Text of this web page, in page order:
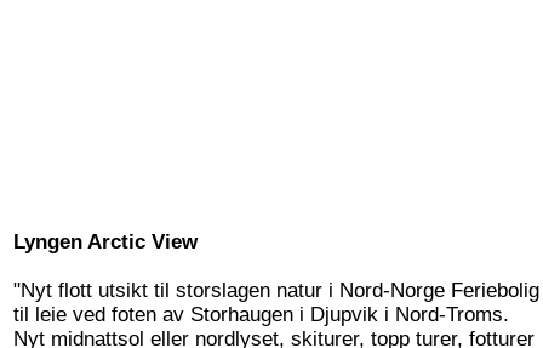
Lyngen Arctic View
"Nyt flott utsikt til storslagen natur i Nord-Norge Feriebolig
til leie ved foten av Storhaugen i Djupvik i Nord-Troms.
Nyt midnattsol eller nordlyset, skiturer, topp turer, fotturer